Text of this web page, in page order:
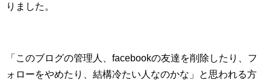
りました。
「このブログの管理人、facebookの友達を削除したり、フ
ォローをやめたり、結構冷たい人なのかな」と思われる方